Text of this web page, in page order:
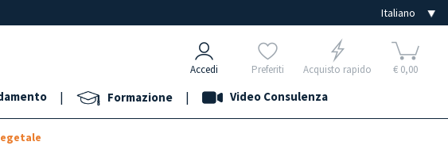
Accedi Preferiti Acquisto rapido € 0,00
| Formazione | Video Consulenza